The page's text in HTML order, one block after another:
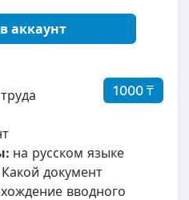
аккаунт
1000 ₸
на русском языке
Какой документ
вводного